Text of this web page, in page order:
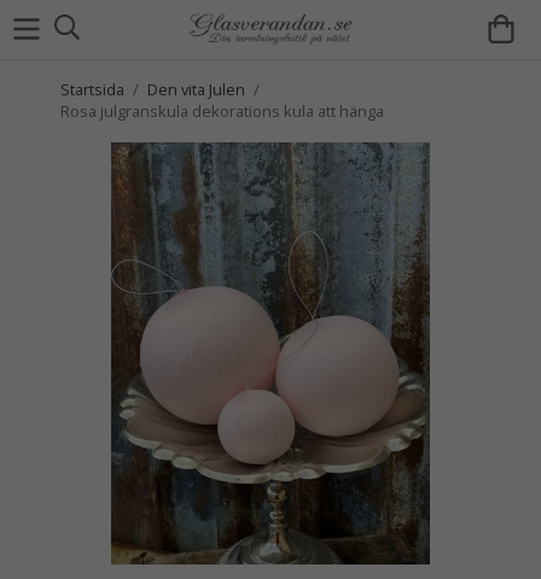
Startsida / Den vita Julen /
Rosa julgranskula dekorations kula att hänga